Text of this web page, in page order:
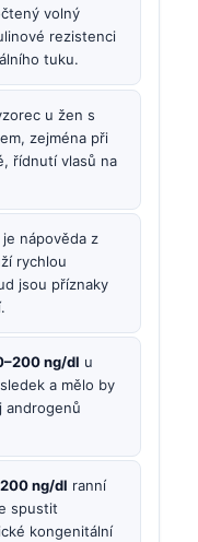
volný
rezistenci
tuku.
u žen s
zejména při
řídnutí vlasů na
je nápověda z
rychlou
jsou příznaky
ng/dl u
a mělo by
androgenů
ng/dl ranní
spustit
kongenitální